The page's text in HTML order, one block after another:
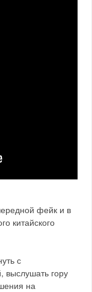
фейк и в
китайского
с
выслушать гору
на